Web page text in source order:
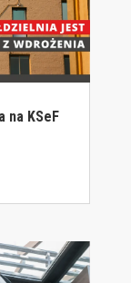
na KSeF